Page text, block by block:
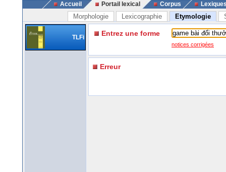
Accueil Portail lexical Corpus
Morphologie Lexicographie Etymologie
TLFi Entrez une forme
notices corrigées
Erreur